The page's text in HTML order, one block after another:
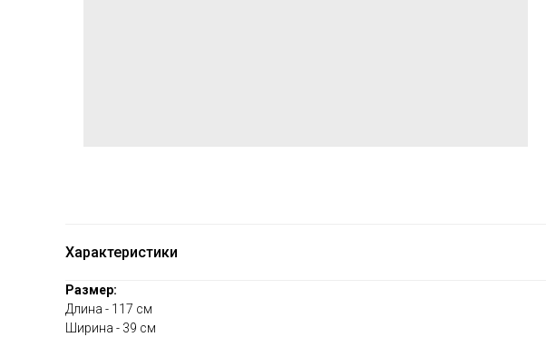
Характеристики
Размер:
Длина - 117 см
Ширина - 39 см